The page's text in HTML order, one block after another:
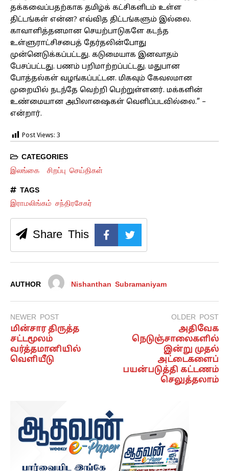
தக்கவைப்பதற்காக தமிழ்க் கட்சிகளிடம் உள்ள
திட்டங்கள் என்ன? எவ்வித திட்டங்களும் இல்லை.
காவாளித்தனமான செயற்பாடுகளே கடந்த
உள்ளுராட்சிசபைத் தேர்தலின்போது
முன்னெடுக்கப்பட்டது. கடுமையாக இனவாதம்
பேசப்பட்டது. பணம் பறிமாற்றப்பட்டது. மதுபான
போத்தல்கள் வழங்கப்பட்டன. மிகவும் கேவலமான
முறையில் நடந்தே வெற்றி பெற்றுள்ளனர். மக்களின்
உண்மையான அபிலாஷைகள் வெளிப்படவில்லை.” –
என்றார்.
Post Views: 3
CATEGORIES
இலங்கை சிறப்பு செய்திகள்
TAGS
இராமலிங்கம் சந்திரசேகர்
Share This
AUTHOR Nishanthan Subramaniyam
NEWER POST
மின்சார திருத்த
சட்டமூலம்
வர்த்தமானியில்
வெளியீடு
OLDER POST
அதிவேக
நெடுஞ்சாலைகளில்
இன்று முதல்
அட்டைகளைப்
பயன்படுத்தி கட்டணம்
செலுத்தலாம்